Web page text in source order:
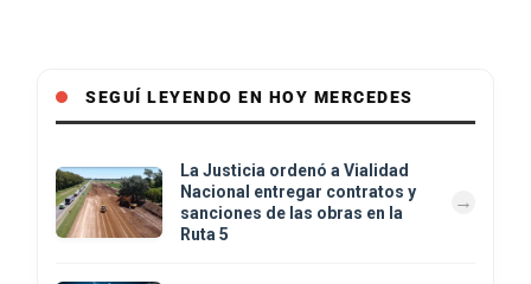
SEGUÍ LEYENDO EN HOY MERCEDES
La Justicia ordenó a Vialidad
Nacional entregar contratos y
sanciones de las obras en la
Ruta 5